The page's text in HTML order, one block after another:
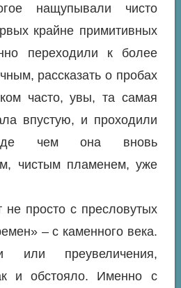
нащупывали чисто
крайне примитивных
переходили к более
рассказать о пробах
часто, увы, та самая
впустую, и проходили
чем она вновь
чистым пламенем, уже
не просто с пресловутых
– с каменного века.
или преувеличения,
и обстояло. Именно с